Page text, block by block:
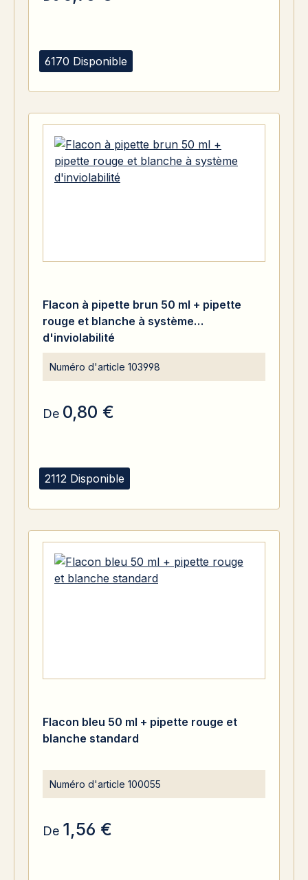
6170 Disponible
2112 Disponible
Flacon à pipette brun 50 ml + pipette
rouge et blanche à système
d'inviolabilité
Numéro d'article 103998
De 0,80 €
Flacon bleu 50 ml + pipette rouge et
blanche standard
Numéro d'article 100055
De 1,56 €